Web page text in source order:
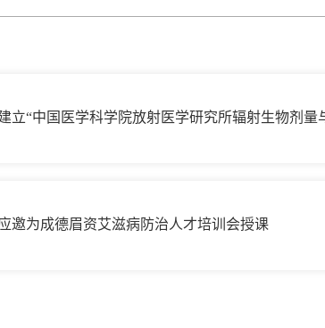
立“中国医学科学院放射医学研究所辐射生物剂量
邀为成德眉资艾滋病防治人才培训会授课